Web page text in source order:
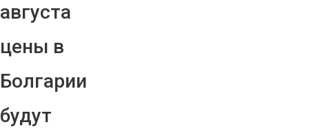
августа
цены в
Болгарии
будут